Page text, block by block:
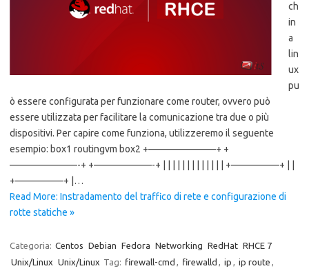
ch
in
a
lin
ux
pu
ò essere configurata per funzionare come router, ovvero può
essere utilizzata per facilitare la comunicazione tra due o più
dispositivi. Per capire come funziona, utilizzeremo il seguente
esempio: box1 routingvm box2 +———————+ +
———————-+ +——————-+ | | | | | | | | | | | | | +—————+ | |
+—————+ |…
Read More: Instradamento del traffico di rete e configurazione di
rotte statiche »
Categoria: Centos Debian Fedora Networking RedHat RHCE 7
Unix/Linux Unix/Linux Tag: firewall-cmd , firewalld , ip , ip route ,